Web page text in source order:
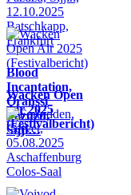
Blood
Incantation,
Oranssi
Pazuzu,
Sijji…
Wacken Open
Air 2025
(Festivalbericht)